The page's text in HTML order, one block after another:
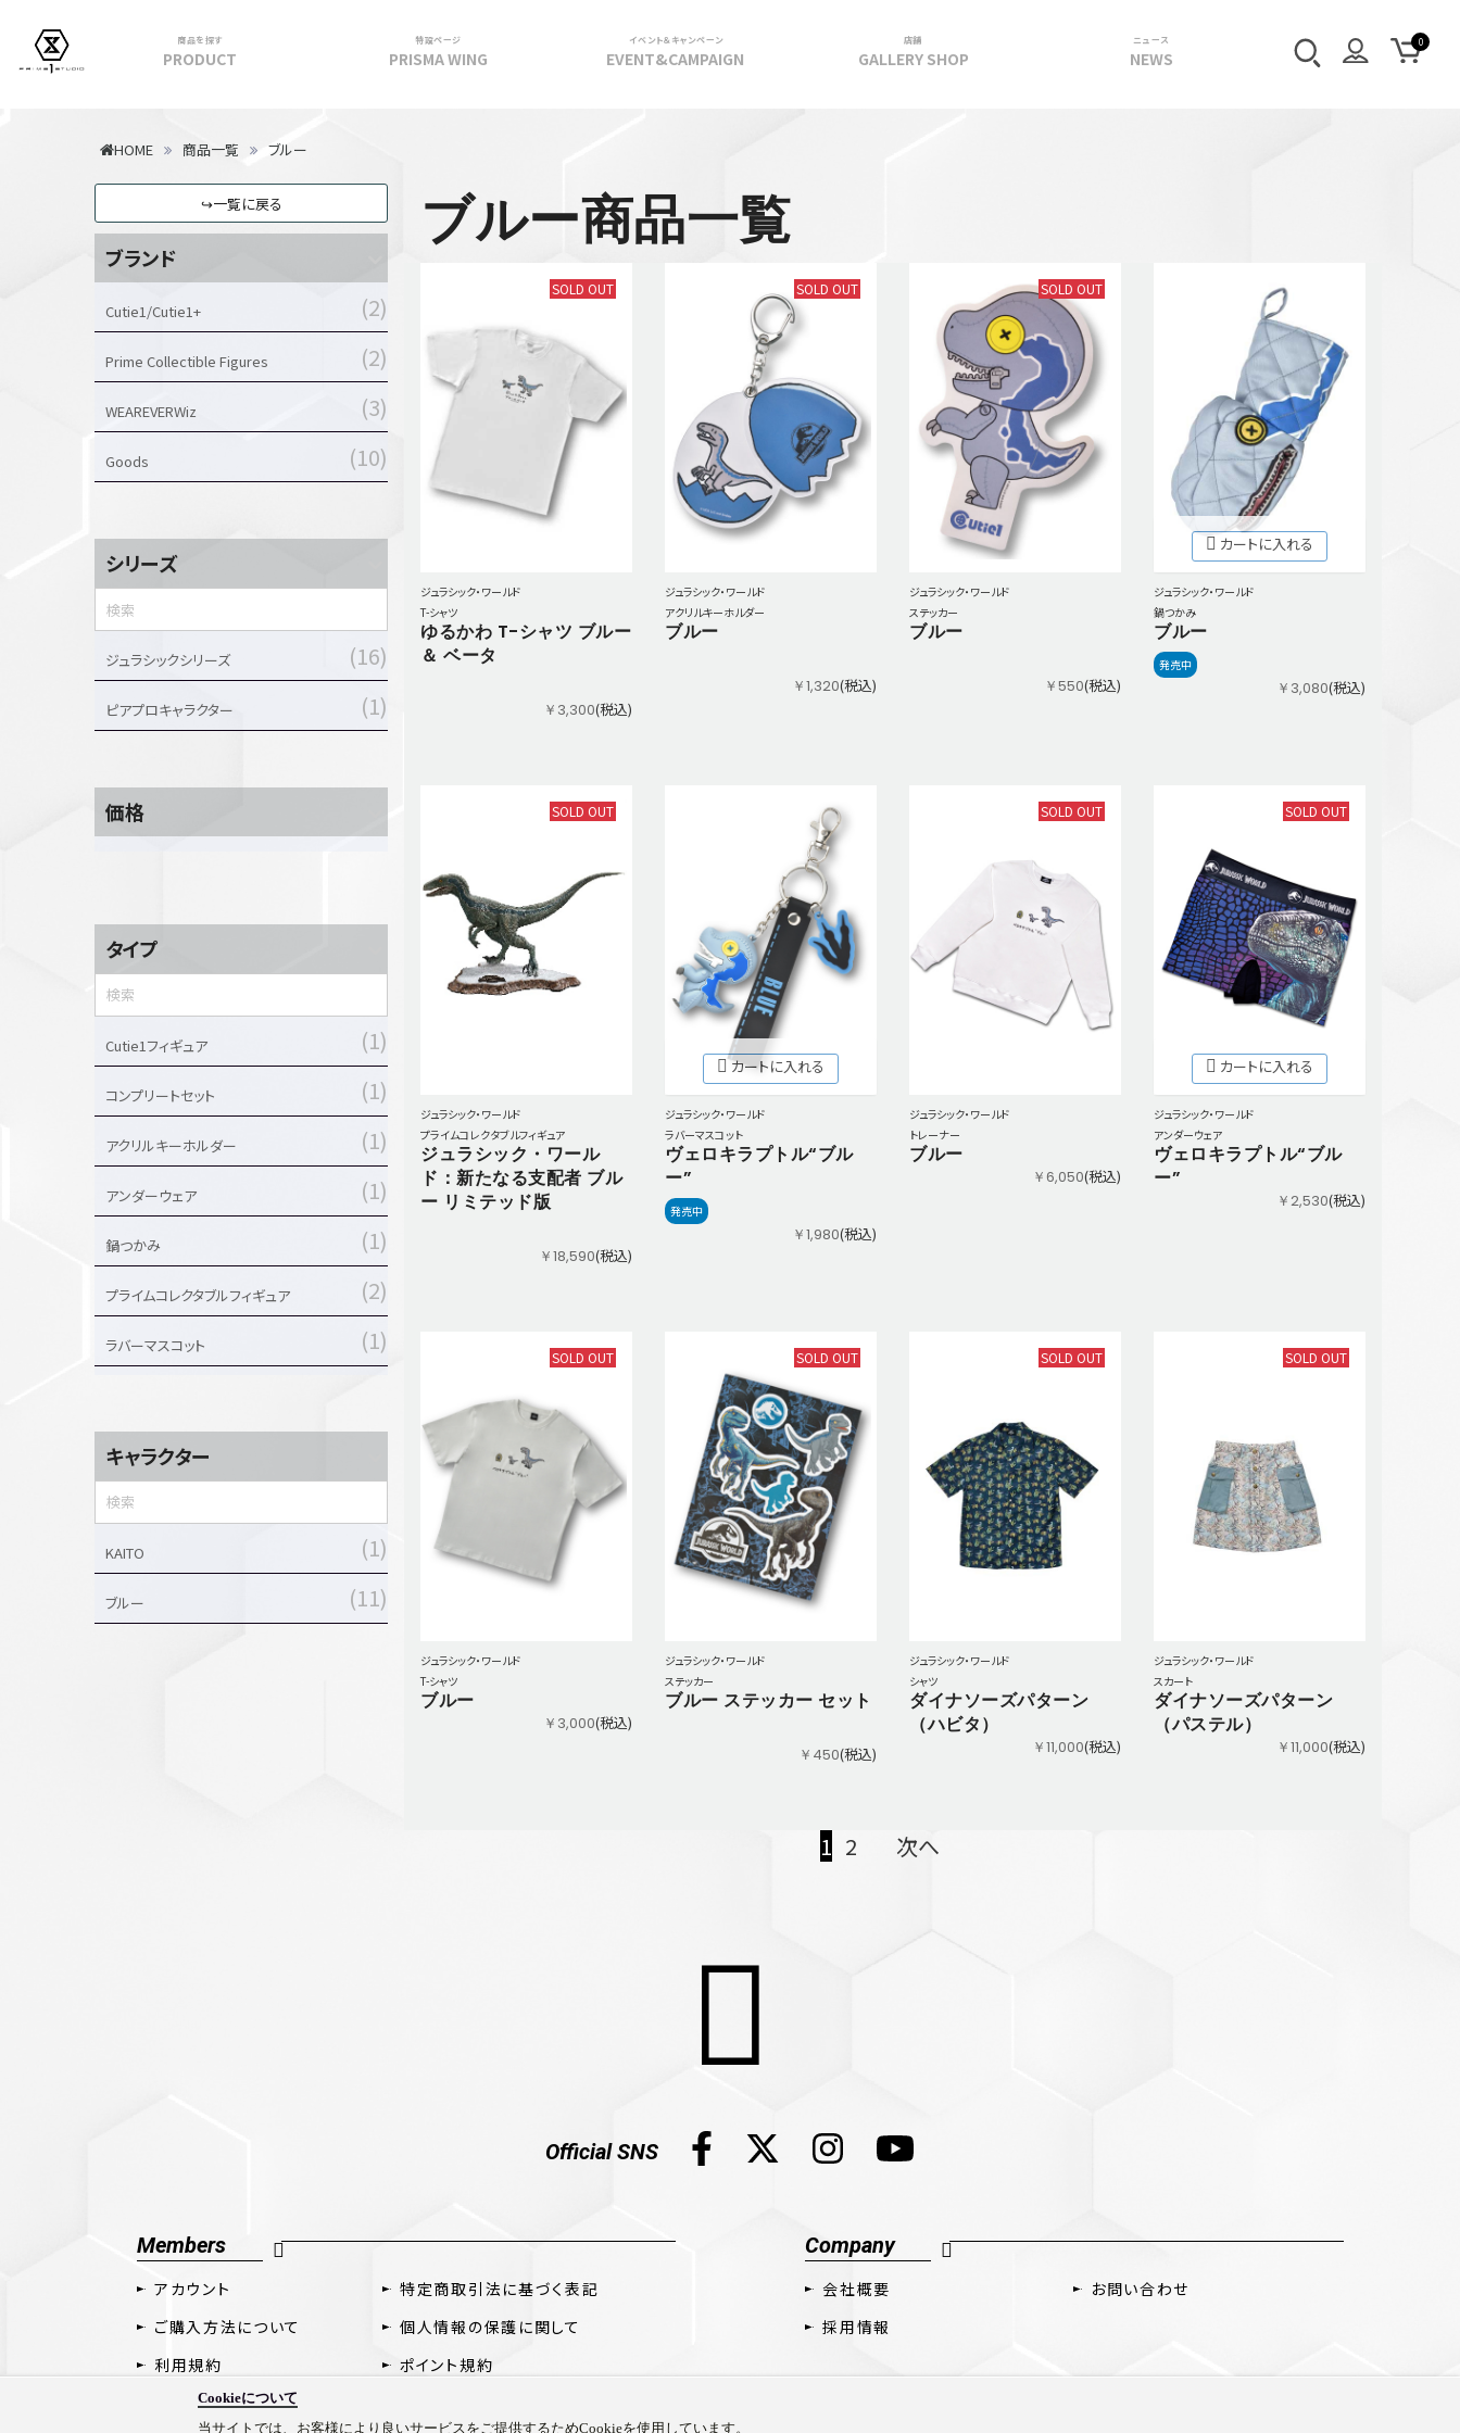
Cookieについて
当サイトでは、お客様により良いサービスをご提供するためCookieを使用しています。
商品を探す
PRODUCT
PRIME 1 STATUE
PRIME COLLECTIBLE FIGURE
アパレル
アクリルキーホルダー
フィギュアベース
ラバーマスコット
特設ページ
PRISMA WING
イベント＆キャンペーン
EVENT&CAMPAIGN
店舗
GALLERY SHOP
ニュース
NEWS
HOME 商品一覧 ブルー
ブルー商品一覧
SOLD OUT
ジュラシック・ワールド
T-シャツ
ゆるかわ T-シャツ ブルー
＆ ベータ
￥3,300(税込)
SOLD OUT
ジュラシック・ワールド
アクリルキーホルダー
ブルー
￥1,320(税込)
SOLD OUT
ジュラシック・ワールド
ステッカー
ブルー
￥550(税込)
カートに入れる
ジュラシック・ワールド
鍋つかみ
ブルー
発売中
￥3,080(税込)
SOLD OUT
ジュラシック・ワールド
プライムコレクタブルフィギュア
ジュラシック・ワール
ド：新たなる支配者 ブル
ー リミテッド版
￥18,590(税込)
カートに入れる
ジュラシック・ワールド
ラバーマスコット
ヴェロキラプトル“ブル
ー”
発売中
￥1,980(税込)
SOLD OUT
ジュラシック・ワールド
トレーナー
ブルー
￥6,050(税込)
SOLD OUT
カートに入れる
ジュラシック・ワールド
アンダーウェア
ヴェロキラプトル“ブル
ー”
￥2,530(税込)
SOLD OUT
ジュラシック・ワールド
T-シャツ
ブルー
￥3,000(税込)
SOLD OUT
ジュラシック・ワールド
ステッカー
ブルー ステッカー セット
￥450(税込)
SOLD OUT
ジュラシック・ワールド
シャツ
ダイナソーズパターン
（ハビタ）
￥11,000(税込)
SOLD OUT
ジュラシック・ワールド
スカート
ダイナソーズパターン
（パステル）
￥11,000(税込)
1 2 次へ
↪一覧に戻る
ブランド
Cutie1/Cutie1+ 2
Prime Collectible Figures 2
WEAREVERWiz 3
Goods 10
シリーズ
ジュラシックシリーズ 16
ピアプロキャラクター 1
価格
タイプ
Cutie1フィギュア 1
コンプリートセット 1
アクリルキーホルダー 1
アンダーウェア 1
鍋つかみ 1
プライムコレクタブルフィギュア 2
ラバーマスコット 1
シャツ 2
スカート 1
T-シャツ 2
タオル 1
キャラクター
KAITO 1
ブルー 11
Official SNS
Members
アカウント
ご購入方法について
利用規約
特定商取引法に基づく表記
個人情報の保護に関して
ポイント規約
Company
会社概要
採用情報
お問い合わせ